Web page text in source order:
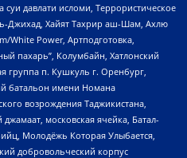
давлати исломи, Террористическое
Джихад, Хайят Тахрир аш-Шам, Ахлю
White Power, Артподготовка,
пахарь”, Колумбайн, Хатлонский
группа п. Кушкуль г. Оренбург,
батальон имени Номана
возрождения Таджикистана,
московская ячейка, Батал-
Молодёжь Которая Улыбается,
добровольческий корпус